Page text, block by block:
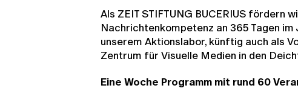
Als ZEIT STIFTUNG BUCERIUS fördern
Nachrichtenkompetenz an 365 Tagen im
unserem Aktionslabor, künftig auch als
Zentrum für Visuelle Medien in den
Eine Woche Programm mit rund 60